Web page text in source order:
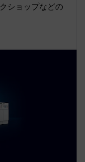
ショップなどの